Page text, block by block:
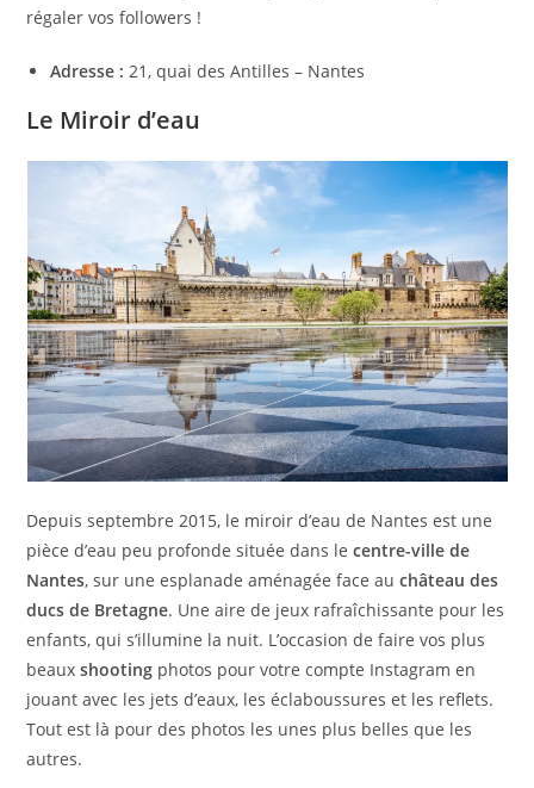
régaler vos followers !
Adresse : 21, quai des Antilles – Nantes
Le Miroir d’eau
Depuis septembre 2015, le miroir d’eau de Nantes est une
pièce d’eau peu profonde située dans lecentre-ville de
Nantes, sur une esplanade aménagée face auchâteau des
ducs de Bretagne. Une aire de jeux rafraîchissante pour les
enfants, qui s’illumine la nuit. L’occasion de faire vos plus
beauxshooting photos pour votre compte Instagram en
jouant avec les jets d’eaux, les éclaboussures et les reflets.
Tout est là pour des photos les unes plus belles que les
autres.